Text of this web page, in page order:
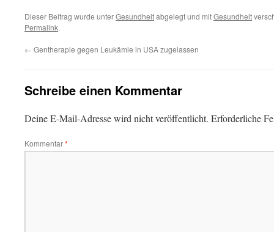
Dieser Beitrag wurde unterGesundheitabgelegt und mitGesundheit
Permalink.
← Gentherapie gegen Leukämie in USA zugelassen
Schreibe einen Kommentar
Deine E-Mail-Adresse wird nicht veröffentlicht. Erforderliche
Kommentar*